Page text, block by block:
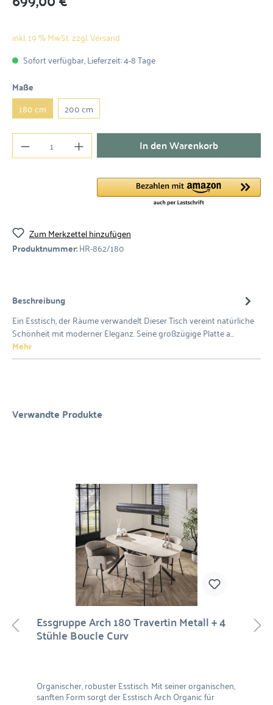
inkl. 19 % MwSt. zzgl. Versand
Sofort verfügbar, Lieferzeit: 4-8 Tage
Maße
180 cm 200 cm
In den Warenkorb
Zum Merkzettel hinzufügen
Produktnummer:HR-862/180
Beschreibung
Ein Esstisch, der Räume verwandelt Dieser Tisch vereint natürliche
Schönheit mit moderner Eleganz. Seine großzügige Platte a…
Mehr
Verwandte Produkte
Essgruppe Arch 180 Travertin Metall + 4
Stühle Boucle Curv
Organischer, robuster Esstisch. Mit seiner organischen,
sanften Form sorgt der Esstisch Arch Organic für